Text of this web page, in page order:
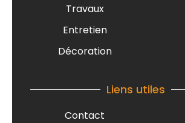
Travaux
Entretien
Décoration
Liens utiles
Contact